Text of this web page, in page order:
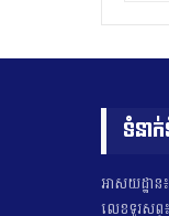
ទំនា
អាសយដ្ឋាន
លេខទូរសព្